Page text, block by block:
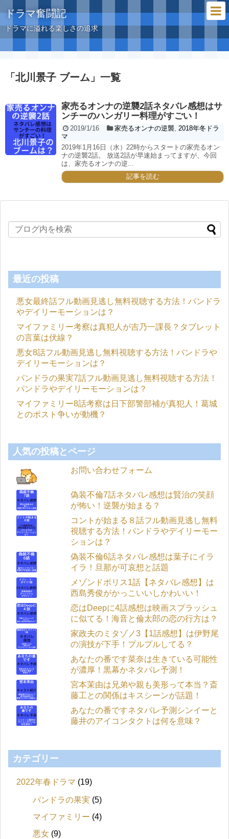
ドラマ奮闘記
ドラマに溢れる楽しさの追求
「 北川景子 ブーム 」 一覧
家売るオンナの逆襲2話ネタバレ感想はサ
ンチーのハンガリー料理がすごい！
2019/1/16 家売るオンナの逆襲, 2018年冬ドラ
マ
2019年1月16日（水）22時からスタートの家売るオン
ナの逆襲2話。 放送2話が早速始まってますが、今回
は、家売るオンナの逆...
記事を読む
最近の投稿
悪女最終話フル動画見逃し無料視聴する方法！パンドラ
やデイリーモーションは？
マイファミリー考察は真犯人が吉乃一課長？タブレット
の言葉は伏線？
悪女8話フル動画見逃し無料視聴する方法！パンドラや
デイリーモーションは？
パンドラの果実7話フル動画見逃し無料視聴する方法！
パンドラやデイリーモーションは？
マイファミリー8話考察は日下部警部補が真犯人！葛城
とのポスト争いが動機？
人気の投稿とページ
お問い合わせフォーム
偽装不倫7話ネタバレ感想は賢治の笑顔
が怖い！逆襲が始まる？
コントが始まる８話フル動画見逃し無料
視聴する方法！パンドラやデイリーモー
ションは？
偽装不倫6話ネタバレ感想は葉子にイラ
イラ！旦那が可哀想と話題
メゾンドポリス1話【ネタバレ感想】は
西島秀俊がかっこいいしかわいい！
恋はDeepに4話感想は映画スプラッシュ
に似てる！海音と倫太郎の恋の行方は？
家政夫のミタゾノ3【1話感想】は伊野尾
の演技が下手！プルプルしてる？
あなたの番です菜奈は生きている可能性
が濃厚！黒幕かネタバレ予測！
宮本茉由は兄弟や親も美形って本当？斎
藤工との関係はキスシーンが話題！
あなたの番ですネタバレ予測シンイーと
藤井のアイコンタクトは何を意味？
カテゴリー
2022年春ドラマ (19)
パンドラの果実 (5)
マイファミリー (4)
悪女 (9)